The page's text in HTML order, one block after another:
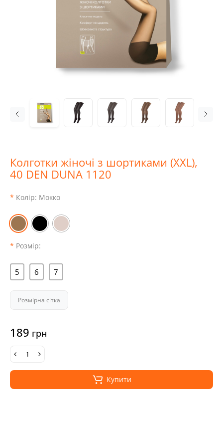
Колготки жіночі з шортиками (XXL),
40 DEN DUNA 1120
Колір: Мокко
Розмір:
5 6 7
Розмірна сітка
189 грн
Купити